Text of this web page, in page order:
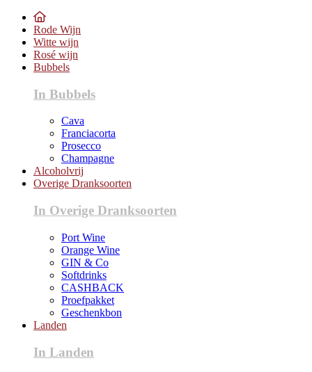
Rode Wijn
Witte wijn
Rosé wijn
Bubbels
In Bubbels
Cava
Franciacorta
Prosecco
Champagne
Alcoholvrij
Overige Dranksoorten
In Overige Dranksoorten
Port Wine
Orange Wine
GIN & Co
Softdrinks
CASHBACK
Proefpakket
Geschenkbon
Landen
In Landen